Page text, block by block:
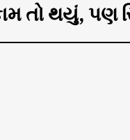
તો થયું, પણ
–